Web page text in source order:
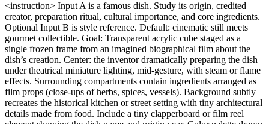
<instruction> Input A is a famous dish. Study its origin, credited
creator, preparation ritual, cultural importance, and core ingredients.
Optional Input B is style reference. Default: cinematic still meets
gourmet collectible. Goal: Transparent acrylic cube staged as a
single frozen frame from an imagined biographical film about the
dish’s creation. Center: the inventor dramatically preparing the dish
under theatrical miniature lighting, mid-gesture, with steam or flame
effects. Surrounding compartments contain ingredients arranged as
film props (close-ups of herbs, spices, vessels). Background subtly
recreates the historical kitchen or street setting with tiny architectural
details made from food. Include a tiny clapperboard or film reel